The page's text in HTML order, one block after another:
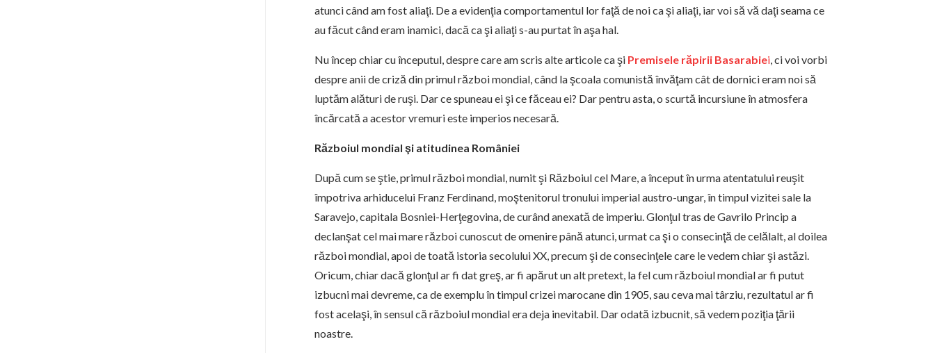
atunci când am fost aliaţi. De a evidenţia comportamentul lor faţă de noi ca şi aliaţi, iar voi să vă daţi seama ce
au făcut când eram inamici, dacă ca şi aliaţi s-au purtat în aşa hal.
Nu încep chiar cu începutul, despre care am scris alte articole ca şi Premisele răpirii Basarabiei, ci voi vorbi
despre anii de criză din primul război mondial, când la şcoala comunistă învăţam cât de dornici eram noi să
luptăm alături de ruşi. Dar ce spuneau ei şi ce făceau ei? Dar pentru asta, o scurtă incursiune în atmosfera
încărcată a acestor vremuri este imperios necesară.
Războiul mondial şi atitudinea României
După cum se ştie, primul război mondial, numit şi Războiul cel Mare, a început în urma atentatului reuşit
împotriva arhiducelui Franz Ferdinand, moştenitorul tronului imperial austro-ungar, în timpul vizitei sale la
Saravejo, capitala Bosniei-Herţegovina, de curând anexată de imperiu. Glonţul tras de Gavrilo Princip a
declanşat cel mai mare război cunoscut de omenire până atunci, urmat ca şi o consecinţă de celălalt, al doilea
război mondial, apoi de toată istoria secolului XX, precum şi de consecinţele care le vedem chiar şi astăzi.
Oricum, chiar dacă glonţul ar fi dat greş, ar fi apărut un alt pretext, la fel cum războiul mondial ar fi putut
izbucni mai devreme, ca de exemplu în timpul crizei marocane din 1905, sau ceva mai târziu, rezultatul ar fi
fost acelaşi, în sensul că războiul mondial era deja inevitabil. Dar odată izbucnit, să vedem poziţia ţării
noastre.